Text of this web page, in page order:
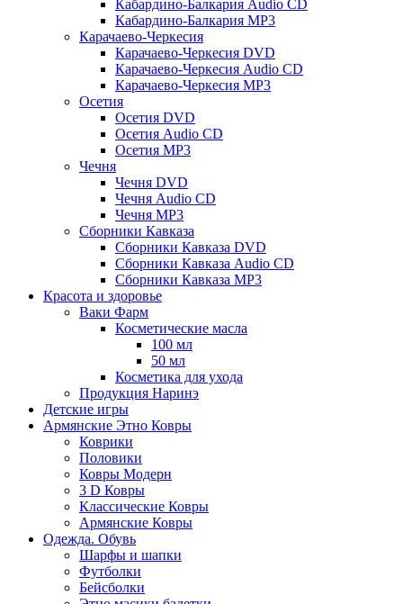
Кабардино-Балкария Audio CD
Кабардино-Балкария MP3
Карачаево-Черкесия
Карачаево-Черкесия DVD
Карачаево-Черкесия Audio CD
Карачаево-Черкесия MP3
Осетия
Осетия DVD
Осетия Audio CD
Осетия MP3
Чечня
Чечня DVD
Чечня Audio CD
Чечня MP3
Сборники Кавказа
Сборники Кавказа DVD
Сборники Кавказа Audio CD
Сборники Кавказа MP3
Красота и здоровье
Ваки Фарм
Косметические масла
100 мл
50 мл
Косметика для ухода
Продукция Наринэ
Детские игры
Армянские Этно Ковры
Коврики
Половики
Ковры Модерн
3 D Ковры
Классические Ковры
Армянские Ковры
Одежда. Обувь
Шарфы и шапки
Футболки
Бейсболки